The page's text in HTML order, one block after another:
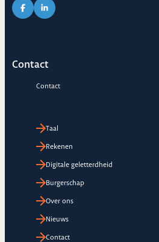
Link naar Facebook pagina van
Link naar LinkedIn pagina
Contact
Contact
Taal
Rekenen
Digitale geletterdheid
Burgerschap
Over ons
Nieuws
Contact